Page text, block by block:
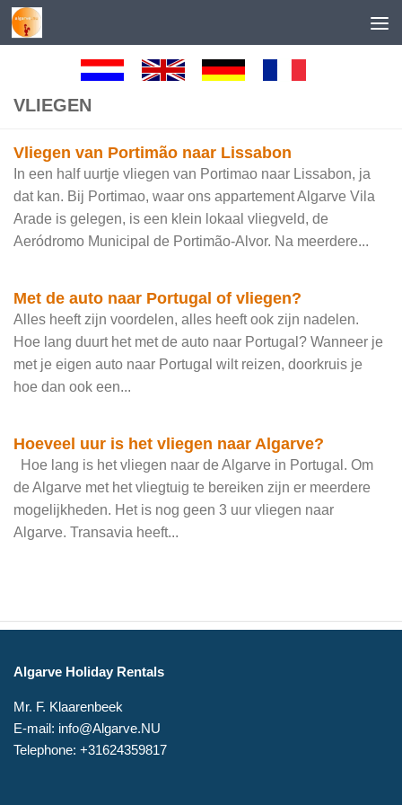
Skip to content
VLIEGEN
Vliegen van Portimão naar Lissabon
In een half uurtje vliegen van Portimao naar Lissabon, ja
dat kan. Bij Portimao, waar ons appartement Algarve Vila
Arade is gelegen, is een klein lokaal vliegveld, de
Aeródromo Municipal de Portimão-Alvor. Na meerdere...
Met de auto naar Portugal of vliegen?
Alles heeft zijn voordelen, alles heeft ook zijn nadelen.
Hoe lang duurt het met de auto naar Portugal? Wanneer je
met je eigen auto naar Portugal wilt reizen, doorkruis je
hoe dan ook een...
Hoeveel uur is het vliegen naar Algarve?
Hoe lang is het vliegen naar de Algarve in Portugal. Om
de Algarve met het vliegtuig te bereiken zijn er meerdere
mogelijkheden. Het is nog geen 3 uur vliegen naar
Algarve. Transavia heeft...
Algarve Holiday Rentals
Mr. F. Klaarenbeek
E-mail: info@Algarve.NU
Telephone: +31624359817